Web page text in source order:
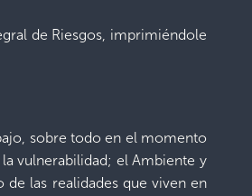
de Riesgos, imprimiéndole
sobre todo en el momento
vulnerabilidad; el Ambiente y
las realidades que viven en